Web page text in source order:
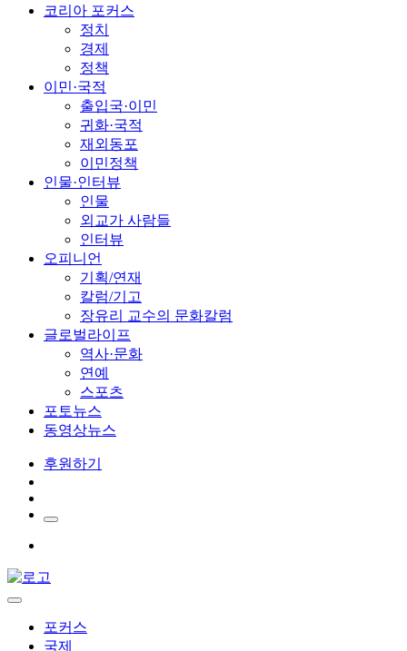
코리아 포커스
정치
경제
정책
이민·국적
출입국·이민
귀화·국적
재외동포
이민정책
인물·인터뷰
인물
외교가 사람들
인터뷰
오피니언
기획/연재
칼럼/기고
장유리 교수의 문화칼럼
글로벌라이프
역사·문화
연예
스포츠
포토뉴스
동영상뉴스
후원하기
포커스
국제